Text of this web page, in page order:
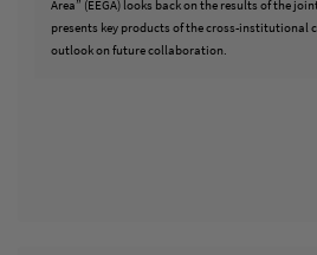
Area” (EEGA) looks back on the results of the
presents key products of the cross-institutional
outlook on future collaboration.